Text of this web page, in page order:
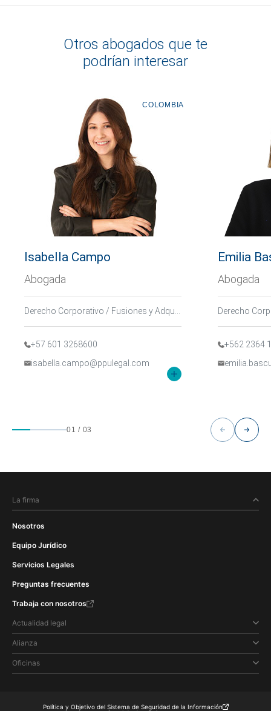
Otros abogados que te
podrían interesar
COLOMBIA
Isabella Campo
Abogada
+57 601 3268600
isabella.campo@ppulegal.com
Emilia
Abogada
+562 2364
01 / 03
La firma
Nosotros
Equipo Jurídico
Servicios Legales
Preguntas frecuentes
Trabaja con nosotros
Actualidad legal
Alianza
Oficinas
Política y Objetivo del Sistema de Seguridad de la Información